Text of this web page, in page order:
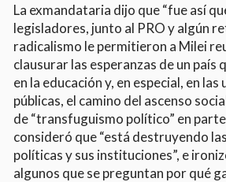
La exmandataria dijo que “fue así
legisladores, junto al PRO y algún
radicalismo le permitieron a Milei
clausurar las esperanzas de un país
en la educación y, en especial, en
públicas, el camino del ascenso
de “transfuguismo político” en
consideró que “está destruyendo
políticas y sus instituciones”, e
algunos que se preguntan por qué